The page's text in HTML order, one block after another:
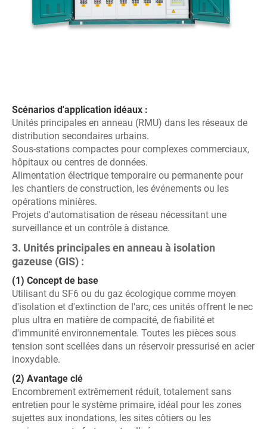
Scénarios d'application idéaux :
Unités principales en anneau (RMU) dans les réseaux de
distribution secondaires urbains.
Sous-stations compactes pour complexes commerciaux,
hôpitaux ou centres de données.
Alimentation électrique temporaire ou permanente pour
les chantiers de construction, les événements ou les
opérations minières.
Projets d'automatisation de réseau nécessitant une
surveillance et un contrôle à distance.
3. Unités principales en anneau à isolation
gazeuse (GIS) :
(1) Concept de base
Utilisant du SF6 ou du gaz écologique comme moyen
d'isolation et d'extinction de l'arc, ces unités offrent le nec
plus ultra en matière de compacité, de fiabilité et
d'immunité environnementale. Toutes les pièces sous
tension sont scellées dans un réservoir pressurisé en acier
inoxydable.
(2) Avantage clé
Encombrement extrêmement réduit, totalement sans
entretien pour le système primaire, idéal pour les zones
sujettes aux inondations, les sites côtiers ou les